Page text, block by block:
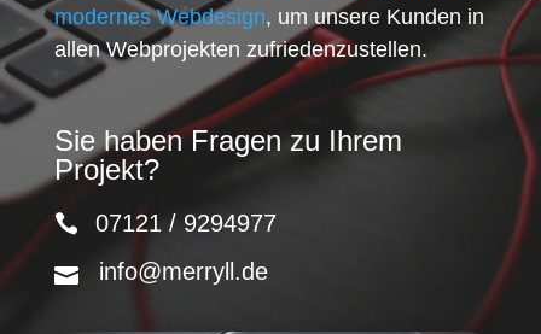
modernes Webdesign, um unsere Kunden in
allen Webprojekten zufriedenzustellen.
Sie haben Fragen zu Ihrem
Projekt?
07121 / 9294977
info@merryll.de